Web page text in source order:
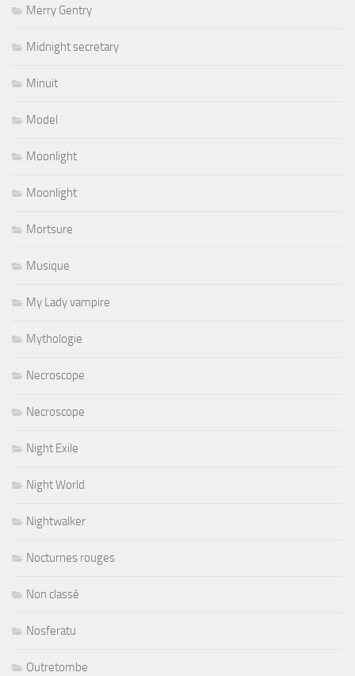
Merry Gentry
Midnight secretary
Minuit
Model
Moonlight
Moonlight
Mortsure
Musique
My Lady vampire
Mythologie
Necroscope
Necroscope
Night Exile
Night World
Nightwalker
Nocturnes rouges
Non classé
Nosferatu
Outretombe